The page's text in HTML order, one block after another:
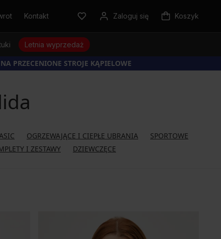
Kontakt Zaloguj się Koszyk
Letnia wyprzedaż
PRZECENIONE STROJE KĄPIELOWE
OGRZEWAJĄCE I CIEPŁE UBRANIA
SPORTOWE
I ZESTAWY DZIEWCZĘCE